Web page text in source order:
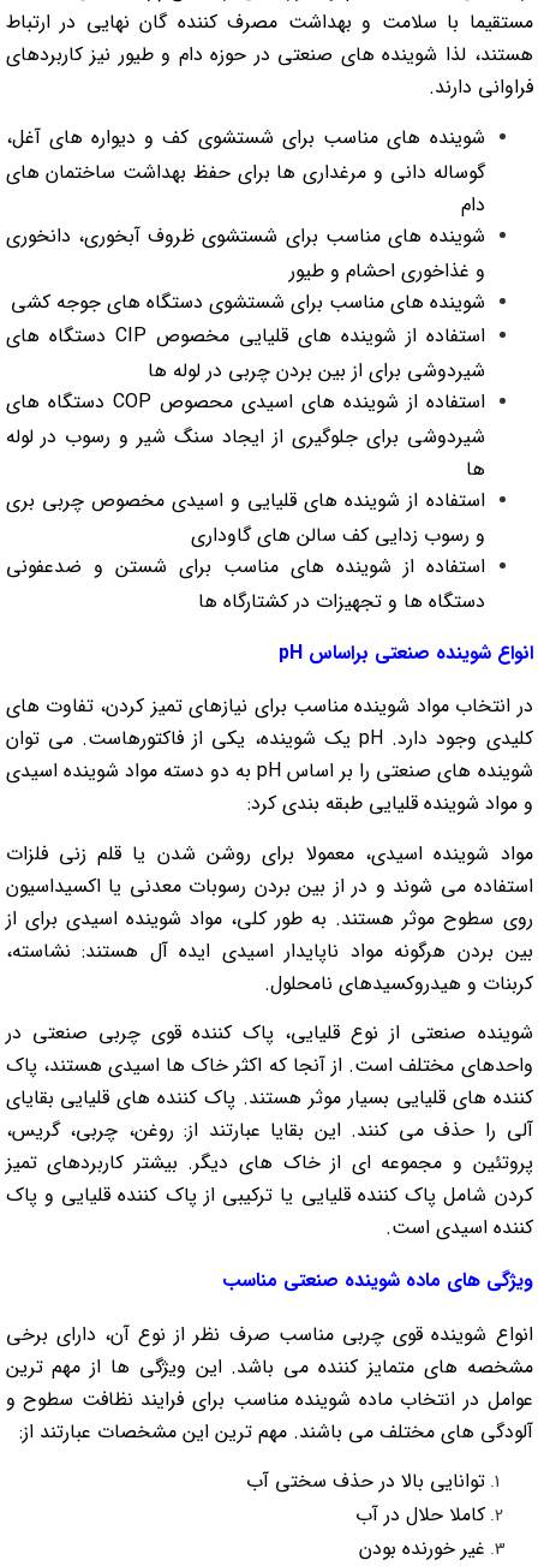
مستقیما با سلامت و بهداشت مصرف کننده گان نهایی در ارتباط
هستند، لذا شوینده های صنعتی در حوزه دام و طیور نیز کاربردهای
فراوانی دارند.
شوینده های مناسب برای شستشوی کف و دیواره های آغل،
گوساله دانی و مرغداری ها برای حفظ بهداشت ساختمان های
دام
شوینده های مناسب برای شستشوی ظروف آبخوری، دانخوری
و غذاخوری احشام و طیور
شوینده های مناسب برای شستشوی دستگاه های جوجه کشی
استفاده از شوینده های قلیایی مخصوص CIP دستگاه های
شیردوشی برای از بین بردن چربی در لوله ها
استفاده از شوینده های اسیدی محصوص COP دستگاه های
شیردوشی برای جلوگیری از ایجاد سنگ شیر و رسوب در لوله
ها
استفاده از شوینده های قلیایی و اسیدی مخصوص چربی بری
و رسوب زدایی کف سالن های گاوداری
استفاده از شوینده های مناسب برای شستن و ضدعفونی
دستگاه ها و تجهیزات در کشتارگاه ها
انواع شوینده صنعتی براساس pH
در انتخاب مواد شوینده مناسب برای نیازهای تمیز کردن، تفاوت های
کلیدی وجود دارد. pH یک شوینده، یکی از فاکتورهاست. می توان
شوینده های صنعتی را بر اساس pH به دو دسته مواد شوینده اسیدی
و مواد شوینده قلیایی طبقه بندی کرد:
مواد شوینده اسیدی، معمولا برای روشن شدن یا قلم زنی فلزات
استفاده می شوند و در از بین بردن رسوبات معدنی یا اکسیداسیون
روی سطوح موثر هستند. به طور کلی، مواد شوینده اسیدی برای از
بین بردن هرگونه مواد ناپایدار اسیدی ایده آل هستند: نشاسته،
کربنات و هیدروکسیدهای نامحلول.
شوینده صنعتی از نوع قلیایی، پاک کننده قوی چربی صنعتی در
واحدهای مختلف است. از آنجا که اکثر خاک ها اسیدی هستند، پاک
کننده های قلیایی بسیار موثر هستند. پاک کننده های قلیایی بقایای
آلی را حذف می کنند. این بقایا عبارتند از: روغن، چربی، گریس،
پروتئین و مجموعه ای از خاک های دیگر. بیشتر کاربردهای تمیز
کردن شامل پاک کننده قلیایی یا ترکیبی از پاک کننده قلیایی و پاک
کننده اسیدی است.
ویژگی های ماده شوینده صنعتی مناسب
انواع شوینده قوی چربی مناسب صرف نظر از نوع آن، دارای برخی
مشخصه های متمایز کننده می باشد. این ویژگی ها از مهم ترین
عوامل در انتخاب ماده شوینده مناسب برای فرایند نظافت سطوح و
آلودگی های مختلف می باشند. مهم ترین این مشخصات عبارتند از:
توانایی بالا در حذف سختی آب
کاملا حلال در آب
غیر خورنده بودن